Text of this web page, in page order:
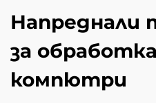
Напреднали
за
компютри